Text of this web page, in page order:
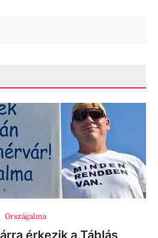
Országalma
érkezik a Táblás